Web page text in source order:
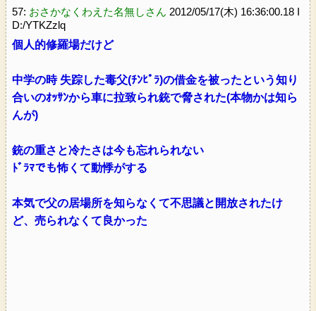
57: おさかなくわえた名無しさん 2012/05/17(木) 16:36:00.18 I
D:/YTKZzlq
個人的修羅場だけど
中学の時 失踪した毒父(ﾁﾝﾋﾟﾗ)の借金を被ったという知り
合いのｵｯｻﾝから車に拉致られ銃で脅された(本物かは知ら
んが)
銃の重さと冷たさは今も忘れられない
ﾄﾞﾗﾏでも怖くて動悸がする
本気で父の居場所を知らなくて不思議と開放されたけ
ど、売られなくて良かった